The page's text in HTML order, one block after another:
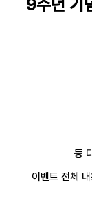
9주년 기
등
이벤트 전체